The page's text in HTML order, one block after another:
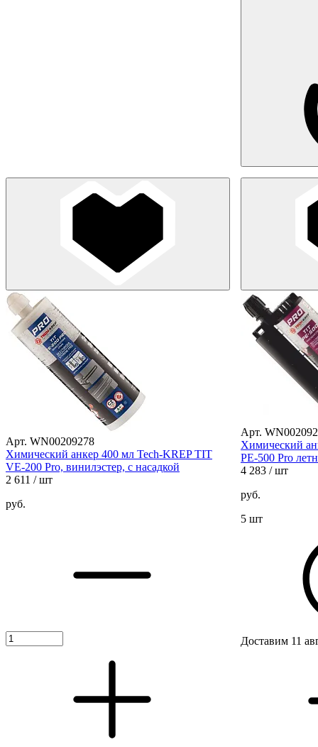
Арт. WN00209278
Химический анкер 400 мл Tech-KREP TIT
VE-200 Pro, винилэстер, с насадкой
2 611 / шт
руб.
Арт.
Химический
PE-500 Pro
4 283 / шт
руб.
5 шт
Доставим 11